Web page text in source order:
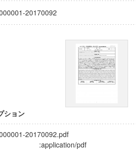
20170092
ション
20170092.pdf
:application/pdf